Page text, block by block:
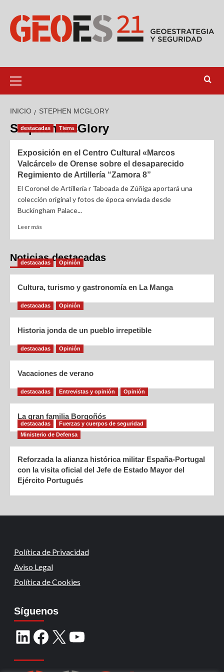
INICIO STEPHEN MCGLORY
Stephen McGlory
destacadas Tierra
Exposición en el Centro Cultural «Marcos
Valcárcel» de Orense sobre el desaparecido
Regimiento de Artillería “Zamora 8”
El Coronel de Artillería r Taboada de Zúñiga aportará una
colección original y fotos de época enviada desde
Buckingham Palace...
Leer más
Noticias destacadas
destacadas Opinión
Cultura, turismo y gastronomía en La Manga
destacadas Opinión
Historia jonda de un pueblo irrepetible
destacadas Opinión
Vacaciones de verano
destacadas Entrevistas y opinión Opinión
La gran familia Borgoñós
destacadas
Fuerzas y cuerpos de seguridad
Ministerio de Defensa
Reforzada la alianza histórica militar España-Portugal
con la visita oficial del Jefe de Estado Mayor del
Ejército Portugués
Política de Privacidad
Aviso Legal
Política de Cookies
Síguenos